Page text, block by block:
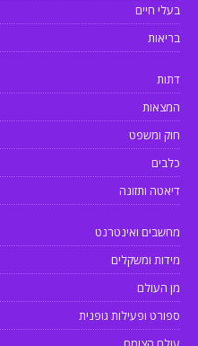
בעלי חיים
בריאות
דתות
המצאות
חוק ומשפט
כלבים
דיאטה ותזונה
מחשבים ואינטרנט
מידות ומשקלים
מן העולם
ספורט ופעילות גופנית